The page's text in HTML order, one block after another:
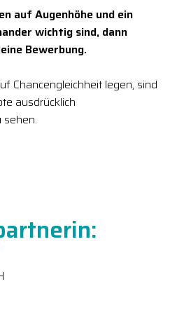
auf Augenhöhe und ein
wichtig sind, dann
Bewerbung.
Chancengleichheit legen, sind
ausdrücklich
sehen.